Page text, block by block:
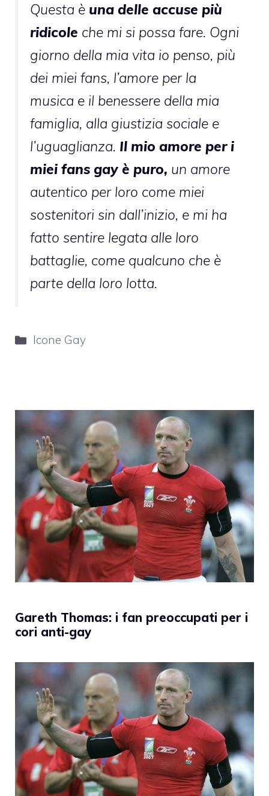
Questa è una delle accuse più
ridicole che mi si possa fare. Ogni
giorno della mia vita io penso, più
dei miei fans, l’amore per la
musica e il benessere della mia
famiglia, alla giustizia sociale e
l’uguaglianza. Il mio amore per i
miei fans gay è puro, un amore
autentico per loro come miei
sostenitori sin dall’inizio, e mi ha
fatto sentire legata alle loro
battaglie, come qualcuno che è
parte della loro lotta.
Categorie
Icone Gay
Gareth Thomas: i fan preoccupati per i
cori anti-gay